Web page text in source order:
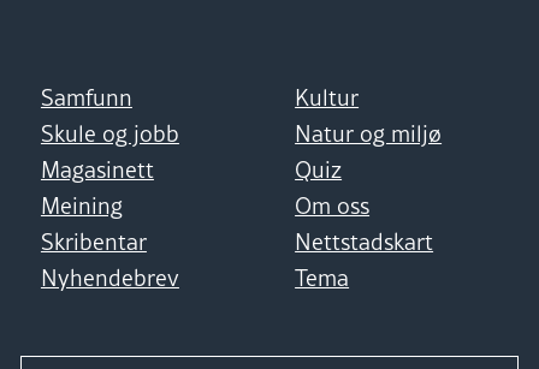
Samfunn
Kultur
Skule og jobb
Natur og miljø
Magasinett
Quiz
Meining
Om oss
Skribentar
Nettstadskart
Nyhendebrev
Tema